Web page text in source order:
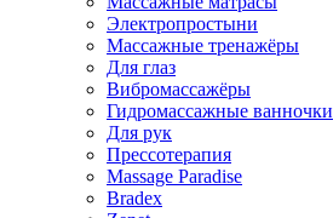
Электропростыни
Массажные тренажёры
Для глаз
Вибромассажёры
Гидромассажные ванночки
Для рук
Прессотерапия
Massage Paradise
Bradex